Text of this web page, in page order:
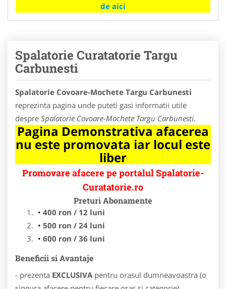
de aici
Spalatorie Curatatorie Targu
Carbunesti
Spalatorie Covoare-Mochete Targu Carbunesti
reprezinta pagina unde puteti gasi informatii utile
despre Spalatorie Covoare-Mochete Targu Carbunesti.
Pagina Demonstrativa afacerea
nu este promovata iar locul este
liber
Promovare afacere pe portalul Spalatorie-
Curatatorie.ro
Preturi Abonamente
400 ron / 12 luni
500 ron / 24 luni
600 ron / 36 luni
Beneficii si Avantaje
- prezenta EXCLUSIVA pentru orasul dumneavoastra (o